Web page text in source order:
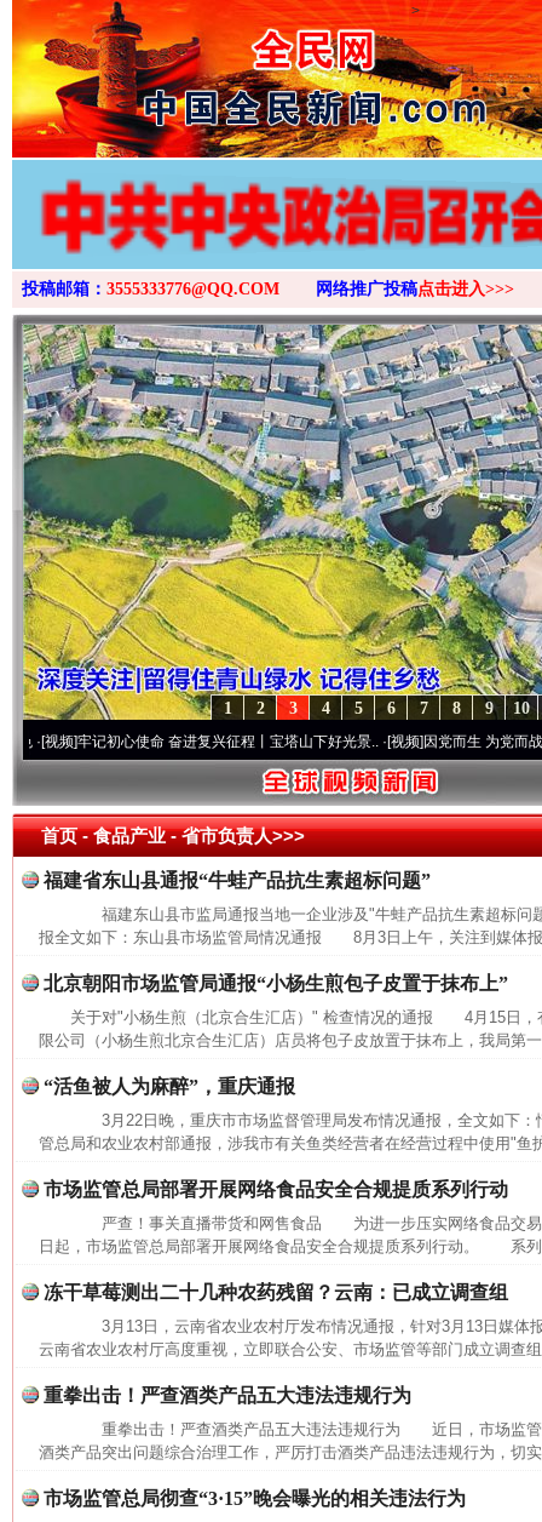
>
投稿邮箱： 3555333776@QQ.COM 网络推广投稿点击进入>>>
10
9
8
7
6
5
4
3
2
1
牢记初心使命 奋进复兴征程丨宝塔山下好光景..·[视频]因党而生 为党而战——百
首页- 食品产业 -省市负责人>>>
福建省东山县通报“牛蛙产品抗生素超标问题”
福建东山县市监局通报当地一企业涉及"牛蛙产品抗生素超标问
报全文如下：东山县市场监管局情况通报 8月3日上午，关注到媒体
北京朝阳市场监管局通报“小杨生煎包子皮置于抹布上”
关于对"小杨生煎（北京合生汇店）" 检查情况的通报 4月15日，
限公司（小杨生煎北京合生汇店）店员将包子皮放置于抹布上，我局第
“活鱼被人为麻醉”，重庆通报
3月22日晚，重庆市市场监督管理局发布情况通报，全文如下
管总局和农业农村部通报，涉我市有关鱼类经营者在经营过程中使用"鱼
市场监管总局部署开展网络食品安全合规提质系列行动
严查！事关直播带货和网售食品 为进一步压实网络食品交易
日起，市场监管总局部署开展网络食品安全合规提质系列行动。 系
冻干草莓测出二十几种农药残留？云南：已成立调查组
3月13日，云南省农业农村厅发布情况通报，针对3月13日媒体
云南省农业农村厅高度重视，立即联合公安、市场监管等部门成立调查
重拳出击！严查酒类产品五大违法违规行为
重拳出击！严查酒类产品五大违法违规行为 近日，市场监管
酒类产品突出问题综合治理工作，严厉打击酒类产品违法违规行为，切
市场监管总局彻查“3·15”晚会曝光的相关违法行为
网上购药对药下症？